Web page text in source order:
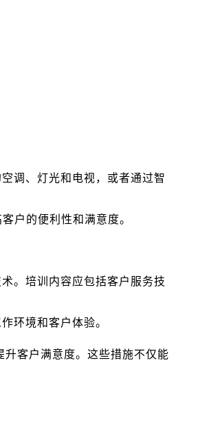
调、灯光和电视，或者通过智
户的便利性和满意度。
。培训内容应包括客户服务技
环境和客户体验。
客户满意度。这些措施不仅能